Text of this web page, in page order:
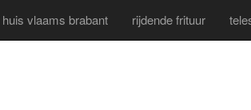
vlaams brabant rijdende frituur